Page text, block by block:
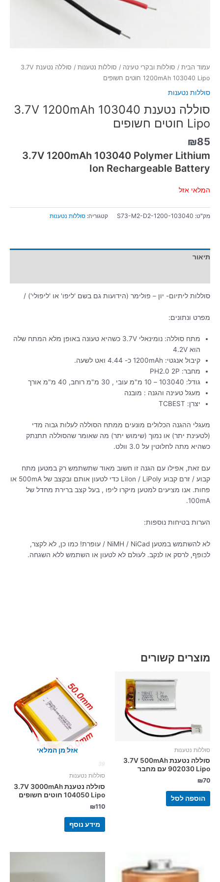
עמוד הבית / סוללות ובקרי טעינה / סוללות נטענות
/ סוללה נטענת 3.7V
1200mAh 103040 Lipo חוטים חשופים
סוללות נטענות
סוללה נטענת 3.7V 1200mAh 103040
Lipo חוטים חשופים
₪85
3.7V 1200mAh 103040 Polymer Lithium
Ion Rechargeable Battery
המלאי אזל
מק"ט: S73-M2-D2-1200-103040 קטגוריה: סוללות נטענות
תיאור
סוללות ליתיום- יון – פולימר (הידועות גם בשם 'ליפו' או 'ליפולי') /
מפרט ונתונים:
מתח סוללה: נומינאלי 3.7V כשהיא טעונה באופן מלא המתח שלה
הוא 4.2V
קיבול אנגטי: 1200mAh כ- 4.44 ואט לשעה.
מחבר: PH2.0 2P
גודל: 103040 – 10 מ"מ עובי , 30 מ"מ רוחב, 40 מ"מ אורך
מעגל טעינה והגנה : מובנה
יצרן: TCBEST
מעגלי ההגנה הכלולים מונעים ממתח הסוללה לעלות גבוה מדי
(לטעינת יתר) או נמוך (שימוש יתר) מה שאומר שהסוללה תתנתק
כשהיא מתה לחלוטין על 3.0 וולט.
עם זאת, אפילו עם הגנה זו חשוב מאוד שתשתמש רק במטען מתח
קבוע / זרם קבוע LiIon / LiPoly כדי לטעון אותם ובקצב של 500mA או
פחות. אנו מציעים למטען מיקרו ליפו , בעל קצב ברירת מחדל של
100mA.
הערות בטיחות נוספות:
לא להשתמש במטען NiMH / NiCad / עופרת! כמו כן, לא לקצר,
לכופף, לרסק או לנקב. לעולם לא לטעון או השתמש ללא השגחה.
מוצרים קשורים
סוללות נטענות
סוללה נטענת 3.7V 500mAh
902030 Lipo עם מחבר
₪70
הוספה לסל
אזל מן המלאי
סוללות נטענות
סוללה נטענת 3.7V 3000mAh
104050 Lipo חוטים חשופים
₪110
מידע נוסף